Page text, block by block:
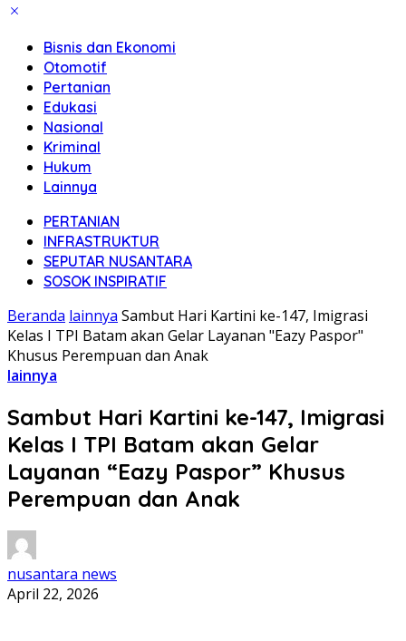
Bisnis dan Ekonomi
Otomotif
Pertanian
Edukasi
Nasional
Kriminal
Hukum
Lainnya
PERTANIAN
INFRASTRUKTUR
SEPUTAR NUSANTARA
SOSOK INSPIRATIF
Beranda lainnya Sambut Hari Kartini ke-147, Imigrasi
Kelas I TPI Batam akan Gelar Layanan "Eazy Paspor"
Khusus Perempuan dan Anak
lainnya
Sambut Hari Kartini ke-147, Imigrasi
Kelas I TPI Batam akan Gelar
Layanan “Eazy Paspor” Khusus
Perempuan dan Anak
nusantara news
April 22, 2026